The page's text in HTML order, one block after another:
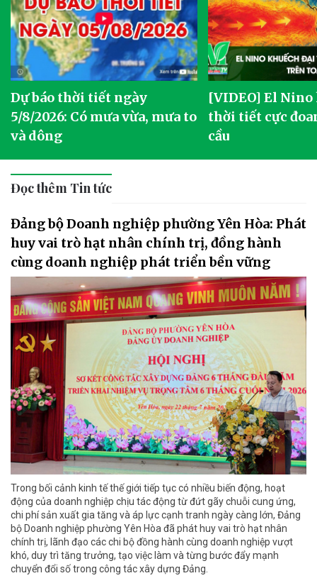
Dự báo thời tiết ngày
5/8/2026: Có mưa vừa, mưa to
và dông
[VIDEO] El
thời tiết cực
cầu
Đọc thêm Tin tức
Đảng bộ Doanh nghiệp phường Yên Hòa: Phát
huy vai trò hạt nhân chính trị, đồng hành
cùng doanh nghiệp phát triển bền vững
Trong bối cảnh kinh tế thế giới tiếp tục có nhiều biến động, hoạt
động của doanh nghiệp chịu tác động từ đứt gãy chuỗi cung ứng,
chi phí sản xuất gia tăng và áp lực cạnh tranh ngày càng lớn, Đảng
bộ Doanh nghiệp phường Yên Hòa đã phát huy vai trò hạt nhân
chính trị, lãnh đạo các chi bộ đồng hành cùng doanh nghiệp vượt
khó, duy trì tăng trưởng, tạo việc làm và từng bước đẩy mạnh
chuyển đổi số trong công tác xây dựng Đảng.